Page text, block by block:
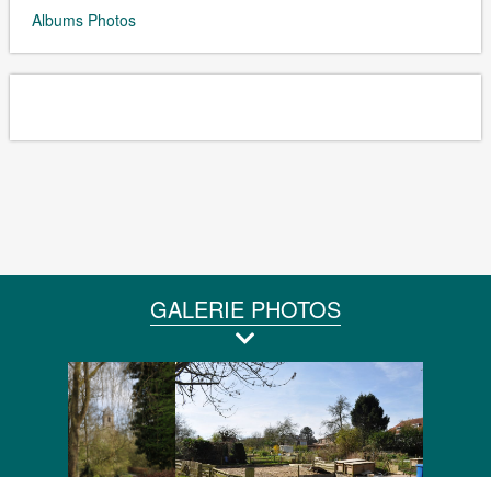
Albums Photos
GALERIE PHOTOS